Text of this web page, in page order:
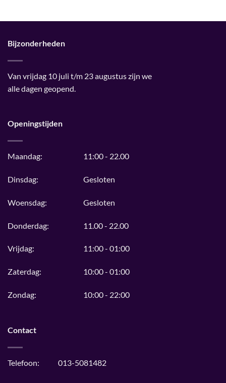
Bijzonderheden
Van vrijdag 10 juli t/m 23 augustus zijn we
alle dagen geopend.
Openingstijden
Maandag:
Dinsdag:
Woensdag:
Donderdag:
Vrijdag:
Zaterdag:
Zondag:
11:00 - 22.00
Gesloten
Gesloten
11.00 - 22.00
11:00 - 01:00
10:00 - 01:00
10:00 - 22:00
Contact
Telefoon: 013-5081482